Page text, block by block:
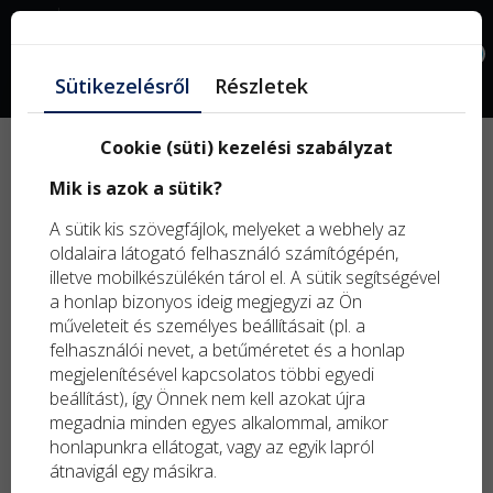
Facebook
Sütikezelésről Részletek
Cookie (süti) kezelési szabályzat
Mik is azok a sütik?
A sütik kis szövegfájlok, melyeket a webhely az
oldalaira látogató felhasználó számítógépén,
illetve mobilkészülékén tárol el. A sütik segítségével
a honlap bizonyos ideig megjegyzi az Ön
műveleteit és személyes beállításait (pl. a
felhasználói nevet, a betűméretet és a honlap
megjelenítésével kapcsolatos többi egyedi
beállítást), így Önnek nem kell azokat újra
megadnia minden egyes alkalommal, amikor
honlapunkra ellátogat, vagy az egyik lapról
átnavigál egy másikra.